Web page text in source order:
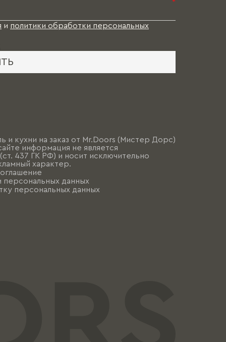
*
и политики обработки персональных
и кухни на заказ от Mr.Doors (Мистер Дорс)
информация не является
437 ГК РФ) и носит исключительно
характер.
персональных данных
персональных данных